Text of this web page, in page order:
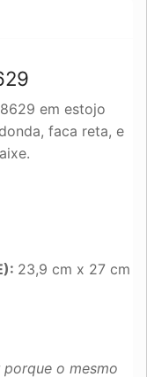
em estojo
faca reta, e
23,9 cm x 27 cm
o mesmo